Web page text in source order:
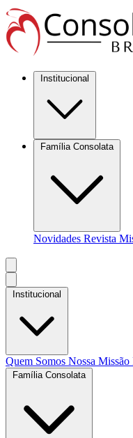
Institucional
Família Consolata
Novidades Revista
Institucional
Quem Somos Nossa Missão
Família Consolata